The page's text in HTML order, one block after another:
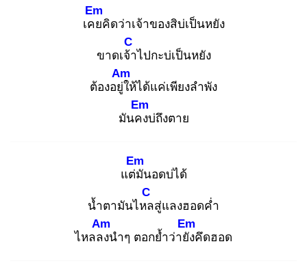
เคย
Em
คิดว่าเจ้าของสิบ่เป็นหยัง
ขาดเจ้า
C
ไปกะบ่เป็นหยัง
ต้องอยู่ใ
Am
ห้ได้แค่เพียงลำพัง
มันคง
Em
บ่ถึงตาย
แต่มั
Em
นอดบ่ได้
น้ำตามันไหล
C
สู่แลงฮอดค่ำ
ไหลลง
Am
นำๆ ตอกย้ำว่ายัง
Em
คึดฮอด